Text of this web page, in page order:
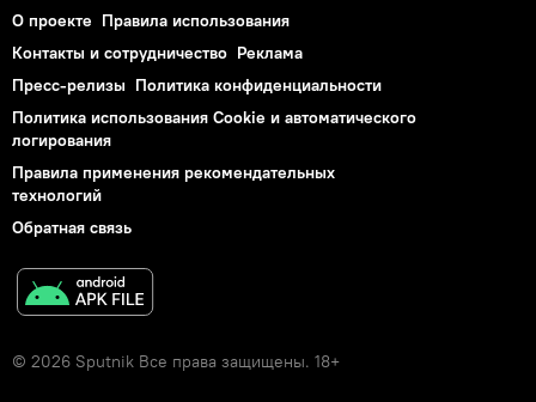
О проекте Правила использования
Контакты и сотрудничество Реклама
Пресс-релизы Политика конфиденциальности
Политика использования Cookie и автоматического
логирования
Правила применения рекомендательных
технологий
Обратная связь
© 2026 Sputnik Все права защищены. 18+